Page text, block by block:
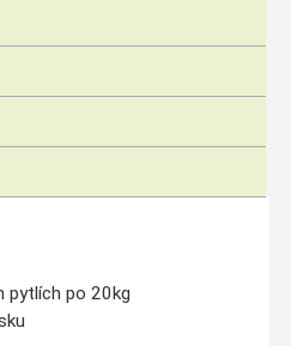
pytlích po 20kg